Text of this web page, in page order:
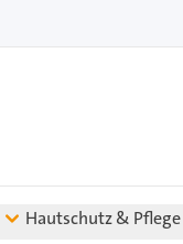
Hautschutz & Pflege